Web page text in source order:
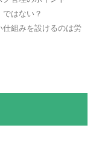
はない？
組みを設けるのは労